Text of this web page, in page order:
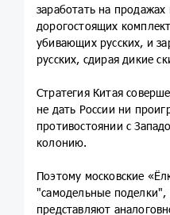
заработать на
дорогостоящих
убивающих русских, и
русских, сдирая дикие
Стратегия Китая
не дать России ни
противостоянии с
колонию.
Поэтому московские
"самодельные поделки",
представляют